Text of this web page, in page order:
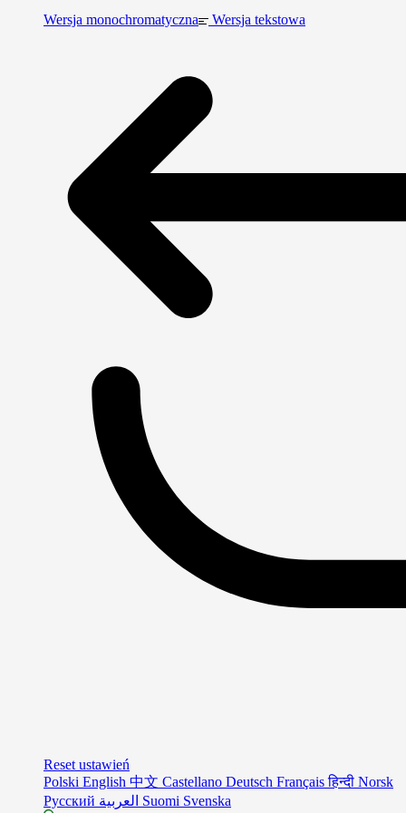
Wersja monochromatyczna Wersja tekstowa
Reset ustawień
Polski English 中文 Castellano Deutsch Françaisहिन्दी Norsk
Русский
Suomi Svenska